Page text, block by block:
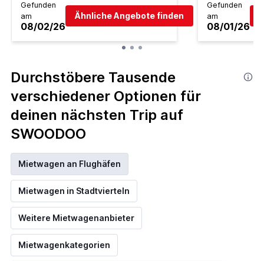
Gefunden
am
08/02/26
Ähnliche Angebote finden
Gefunden
am
08/01/26
Durchstöbere Tausende
verschiedener Optionen für
deinen nächsten Trip auf
SWOODOO
Mietwagen an Flughäfen
Mietwagen in Stadtvierteln
Weitere Mietwagenanbieter
Mietwagenkategorien